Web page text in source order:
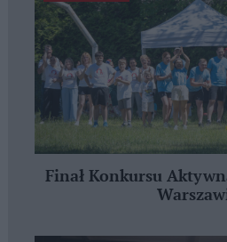
Finał Konkursu